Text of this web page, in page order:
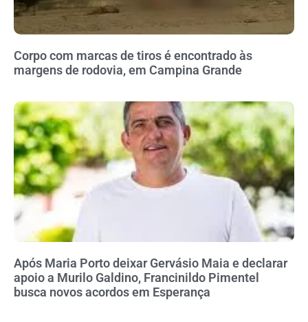
Corpo com marcas de tiros é encontrado às
margens de rodovia, em Campina Grande
Após Maria Porto deixar Gervásio Maia e declarar
apoio a Murilo Galdino, Francinildo Pimentel
busca novos acordos em Esperança